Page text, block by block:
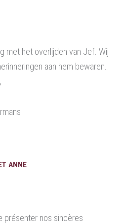
met het overlijden van Jef. Wij
aan hem bewaren.
ANNE
présenter nos sincères